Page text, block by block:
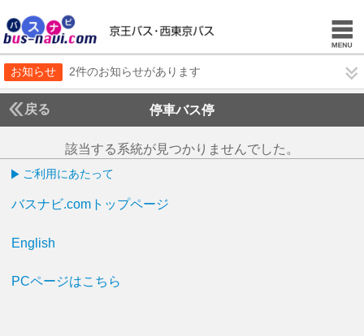
お知らせ 2件のお知らせがあります
戻る 停車バス停
該当する系統が見つかりませんでした。
ご利用にあたって
バスナビ.comトップページ
English
PCページはこちら